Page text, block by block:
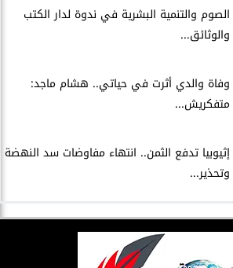
الصوم والتنمية البشرية في ندوة لدار الكتب
والوثائق...
وفاة والدي أثرت في حياتي.. هشام ماجد:
متفكريش...
إثيوبيا تدفع الثمن.. انتهاء مفاوضات سد النهضة
وتحذير...